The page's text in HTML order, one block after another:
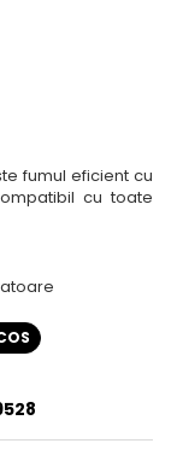
fumul eficient cu
cu toate